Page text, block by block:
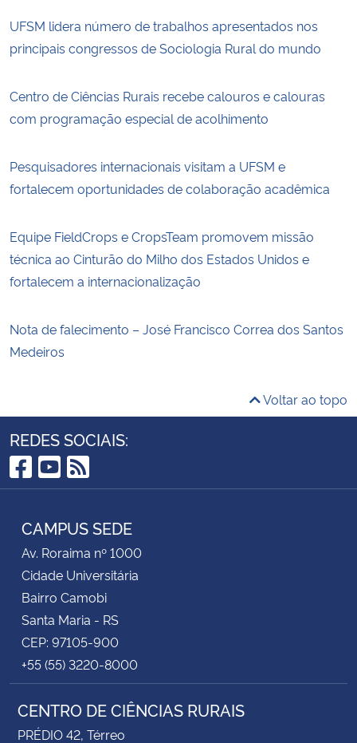
UFSM lidera número de trabalhos apresentados nos
principais congressos de Sociologia Rural do mundo
Centro de Ciências Rurais recebe calouros e calouras
com programação especial de acolhimento
Pesquisadores internacionais visitam a UFSM e
fortalecem oportunidades de colaboração acadêmica
Equipe FieldCrops e CropsTeam promovem missão
técnica ao Cinturão do Milho dos Estados Unidos e
fortalecem a internacionalização
Nota de falecimento – José Francisco Correa dos Santos
Medeiros
Voltar ao topo
REDES SOCIAIS:
Facebook
YouTube
RSS
CAMPUS SEDE
Av. Roraima nº 1000
Cidade Universitária
Bairro Camobi
Santa Maria - RS
CEP: 97105-900
+55 (55) 3220-8000
CENTRO DE CIÊNCIAS RURAIS
PRÉDIO 42, Térreo